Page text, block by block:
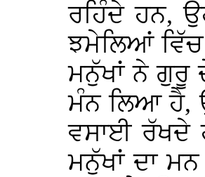
ਰਹਿੰਦੇ ਹਨ,
ਝਮੇਲਿਆਂ
ਮਨੁੱਖਾਂ ਨੇ ਗੁਰੂ
ਮੰਨ ਲਿਆ ਹੈ,
ਵਸਾਈ ਰੱਖਦੇ
ਮਨੁੱਖਾਂ ਦਾ